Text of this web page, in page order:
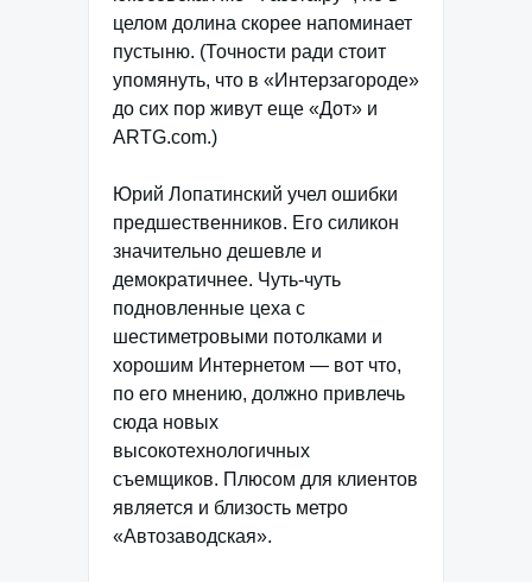
целом долина скорее напоминает
пустыню. (Точности ради стоит
упомянуть, что в «Интерзагороде»
до сих пор живут еще «Дот» и
ARTG.com.)
Юрий Лопатинский учел ошибки
предшественников. Его силикон
значительно дешевле и
демократичнее. Чуть-чуть
подновленные цеха с
шестиметровыми потолками и
хорошим Интернетом — вот что,
по его мнению, должно привлечь
сюда новых
высокотехнологичных
съемщиков. Плюсом для клиентов
является и близость метро
«Автозаводская».